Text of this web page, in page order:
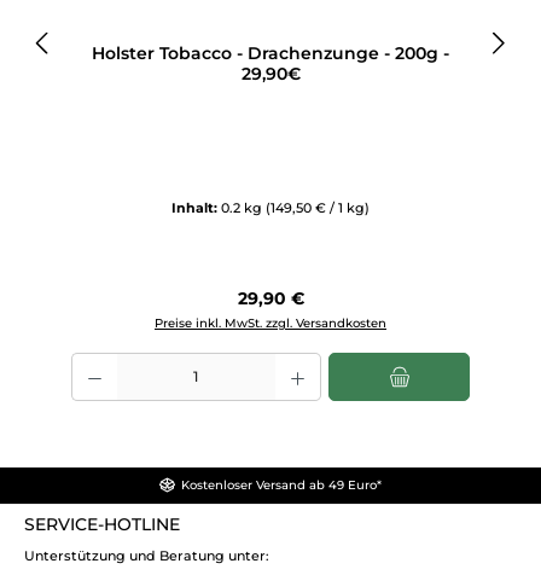
Holster Tobacco - Drachenzunge - 200g -
29,90€
Inhalt: 0.2 kg (149,50 € / 1 kg)
Regulärer Preis:
29,90 €
Preise inkl. MwSt. zzgl. Versandkosten
Produkt Anzahl: Gib den gewünschten Wert ein oder benutze die
Kostenloser Versand ab 49 Euro*
SERVICE-HOTLINE
Unterstützung und Beratung unter: